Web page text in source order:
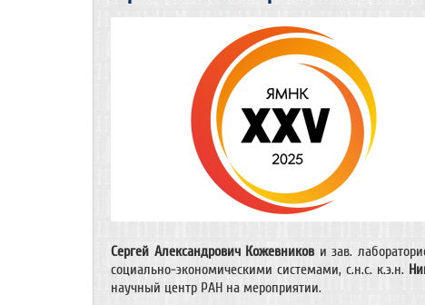
Сергей Александрович Кожевникови зав.
социально-экономическими системами, с.н.с. к.э.н.
научный центр РАН на мероприятии.